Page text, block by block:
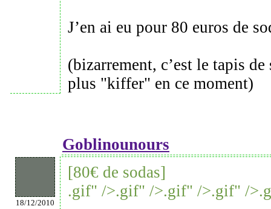
J’en ai eu pour 80 euros de
(bizarrement, c’est le tapis
plus "kiffer" en ce moment)
Goblinounours
18/12/2010
[80€ de sodas]
.gif" />.gif" />.gif" />.gif" />